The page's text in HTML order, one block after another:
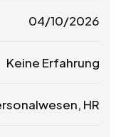
04/10/2026
Keine Erfahrung
HR